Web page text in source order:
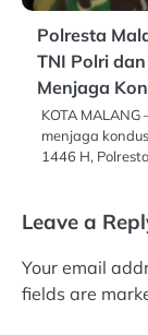
Polresta
TNI Polri
Menjaga
KOTA
menjaga
1446 H,
Leave a
Your email
fields are